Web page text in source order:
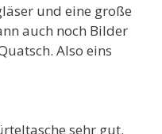
und eine große
auch noch Bilder
Also eins
sehr gut.